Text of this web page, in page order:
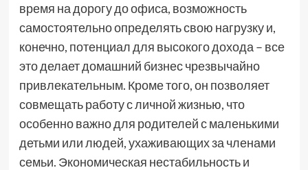
время на дорогу до офиса, возможность
самостоятельно определять свою нагрузку и,
конечно, потенциал для высокого дохода – все
это делает домашний бизнес чрезвычайно
привлекательным. Кроме того, он позволяет
совмещать работу с личной жизнью, что
особенно важно для родителей с маленькими
детьми или людей, ухаживающих за членами
семьи. Экономическая нестабильность и